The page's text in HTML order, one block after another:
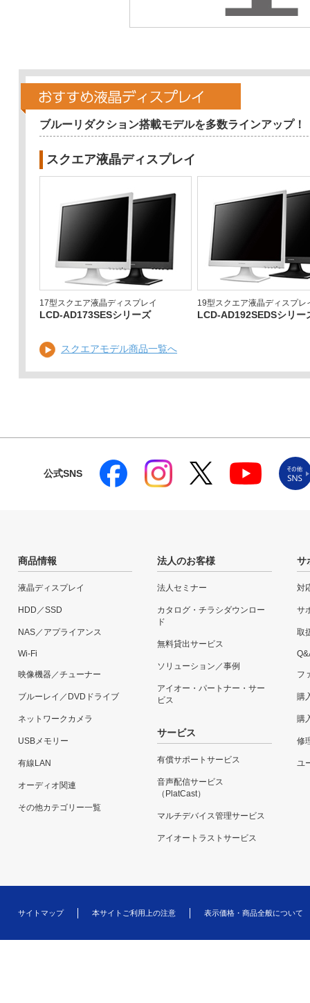
ブルーリダクション搭載モデルを多数ラインアップ！
スクエア液晶ディスプレイ
17型スクエア液晶ディスプレイ
LCD-AD173SESシリーズ
19型スクエア液晶ディスプレ
LCD-AD192SEDSシリー
スクエアモデル商品一覧へ
公式SNS
商品情報
液晶ディスプレイ
HDD／SSD
NAS／アプライアンス
Wi-Fi
映像機器／チューナー
ブルーレイ／DVDドライブ
ネットワークカメラ
USBメモリー
有線LAN
オーディオ関連
その他カテゴリー一覧
法人のお客様
法人セミナー
カタログ・チラシダウンロー
ド
無料貸出サービス
ソリューション／事例
アイオー・パートナー・サー
ビス
サービス
有償サポートサービス
音声配信サービス
（PlatCast）
マルチデバイス管理サービス
アイオートラストサービス
サ
対
サ
取
フ
購
購
修
ユ
サイトマップ 本サイトご利用上の注意 表示価格・商品全般について